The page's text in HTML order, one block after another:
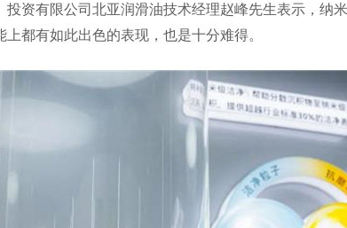
投资有限公司北亚润滑油技术经理赵峰先生表示，纳
都有如此出色的表现，也是十分难得。